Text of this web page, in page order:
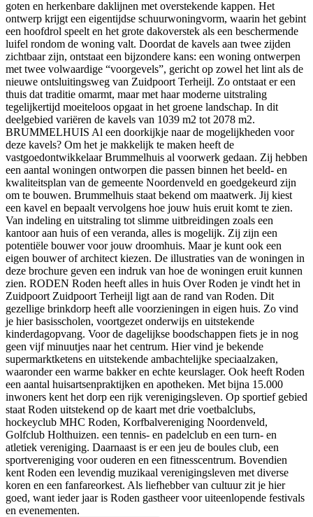
goten en herkenbare daklijnen met overstekende kappen. Het
ontwerp krijgt een eigentijdse schuurwoningvorm, waarin het gebint
een hoofdrol speelt en het grote dakoverstek als een beschermende
luifel rondom de woning valt. Doordat de kavels aan twee zijden
zichtbaar zijn, ontstaat een bijzondere kans: een woning ontwerpen
met twee volwaardige “voorgevels”, gericht op zowel het lint als de
nieuwe ontsluitingsweg van Zuidpoort Terheijl. Zo ontstaat er een
thuis dat traditie omarmt, maar met haar moderne uitstraling
tegelijkertijd moeiteloos opgaat in het groene landschap. In dit
deelgebied variëren de kavels van 1039 m2 tot 2078 m2.
BRUMMELHUIS Al een doorkijkje naar de mogelijkheden voor
deze kavels? Om het je makkelijk te maken heeft de
vastgoedontwikkelaar Brummelhuis al voorwerk gedaan. Zij hebben
een aantal woningen ontworpen die passen binnen het beeld- en
kwaliteitsplan van de gemeente Noordenveld en goedgekeurd zijn
om te bouwen. Brummelhuis staat bekend om maatwerk. Jij kiest
een kavel en bepaalt vervolgens hoe jouw huis eruit komt te zien.
Van indeling en uitstraling tot slimme uitbreidingen zoals een
kantoor aan huis of een veranda, alles is mogelijk. Zij zijn een
potentiële bouwer voor jouw droomhuis. Maar je kunt ook een
eigen bouwer of architect kiezen. De illustraties van de woningen in
deze brochure geven een indruk van hoe de woningen eruit kunnen
zien. RODEN Roden heeft alles in huis Over Roden je vindt het in
Zuidpoort Zuidpoort Terheijl ligt aan de rand van Roden. Dit
gezellige brinkdorp heeft alle voorzieningen in eigen huis. Zo vind
je hier basisscholen, voortgezet onderwijs en uitstekende
kinderdagopvang. Voor de dagelijkse boodschappen fiets je in nog
geen vijf minuutjes naar het centrum. Hier vind je bekende
supermarktketens en uitstekende ambachtelijke speciaalzaken,
waaronder een warme bakker en echte keurslager. Ook heeft Roden
een aantal huisartsenpraktijken en apotheken. Met bijna 15.000
inwoners kent het dorp een rijk verenigingsleven. Op sportief gebied
staat Roden uitstekend op de kaart met drie voetbalclubs,
hockeyclub MHC Roden, Korfbalvereniging Noordenveld,
Golfclub Holthuizen. een tennis- en padelclub en een turn- en
atletiek vereniging. Daarnaast is er een jeu de boules club, een
sportvereniging voor ouderen en een fitnesscentrum. Bovendien
kent Roden een levendig muzikaal verenigingsleven met diverse
koren en een fanfareorkest. Als liefhebber van cultuur zit je hier
goed, want ieder jaar is Roden gastheer voor uiteenlopende festivals
en evenementen.